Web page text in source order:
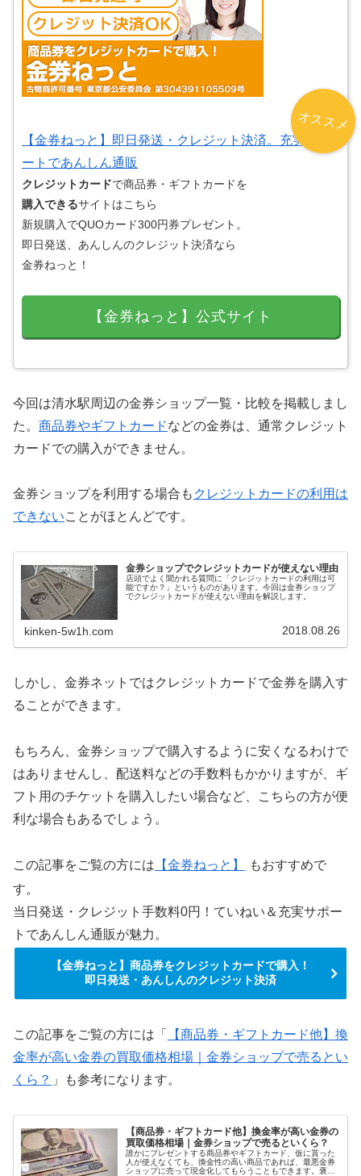
【金券ねっと】即日発送・クレジット決済。充実サポ
ートであんしん通販
クレジットカードで商品券・ギフトカードを
購入できるサイトはこちら
新規購入でQUOカード300円券プレゼント。
即日発送、あんしんのクレジット決済なら
金券ねっと！
【金券ねっと】公式サイト
オススメ
今回は清水駅周辺の金券ショップ一覧・比較を掲載しまし
た。 商品券やギフトカードなどの金券は、通常クレジット
カードでの購入ができません。
金券ショップを利用する場合も クレジットカードの利用は
できないことがほとんどです。
金券ショップでクレジットカードが使えない理由
店頭でよく聞かれる質問に「クレジットカードの利用は可
能ですか？」というものがあります。今回は金券ショップ
でクレジットカードが使えない理由を解説します。
kinken-5w1h.com 2018.08.26
しかし、金券ネットではクレジットカードで金券を購入す
ることができます。
もちろん、金券ショップで購入するように安くなるわけで
はありませんし、配送料などの手数料もかかりますが、ギ
フト用のチケットを購入したい場合など、こちらの方が便
利な場合もあるでしょう。
この記事をご覧の方には 【金券ねっと】
もおすすめで
す。
当日発送・クレジット手数料0円！ていねい＆充実サポー
トであんしん通販が魅力。
【金券ねっと】商品券をクレジットカードで購入！
即日発送・あんしんのクレジット決済
この記事をご覧の方には「
【商品券・ギフトカード他】換
金率が高い金券の買取価格相場｜金券ショップで売るとい
くら？ 」も参考になります。
【商品券・ギフトカード他】換金率が高い金券の
買取価格相場｜金券ショップで売るといくら？
誰かにプレゼントする商品券やギフトカード、仮に貰った
人が使えなくても、換金性の高い商品であれば、最悪金券
ショップに売って現金化してもらうこともできます。褒め